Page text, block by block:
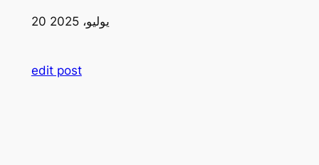
20 يوليو، 2025
edit post